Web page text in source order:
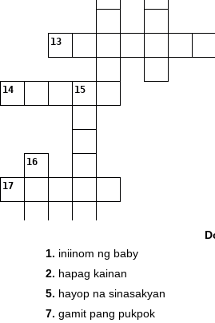
13
14 15
16
17
1. iniinom ng baby
2. hapag kainan
5. hayop na sinasakyan
7. gamit pang pukpok